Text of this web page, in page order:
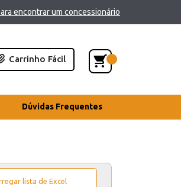
encontrar um concessionário
Carrinho Fácil
Dúvidas Frequentes
lista de Excel